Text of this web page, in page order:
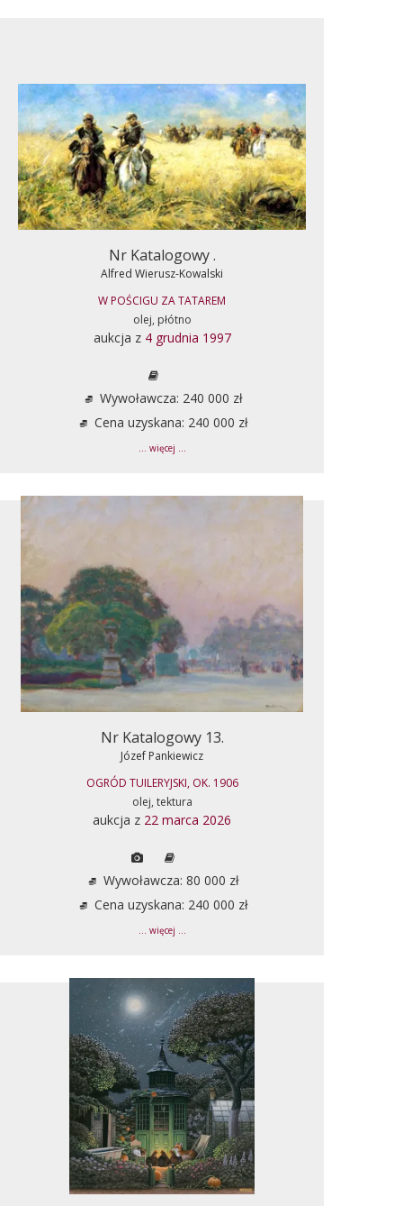
Nr Katalogowy .
Alfred Wierusz-Kowalski
W POŚCIGU ZA TATAREM
olej, płótno
aukcja z 4 grudnia 1997
Wywoławcza: 240 000 zł
Cena uzyskana: 240 000 zł
... więcej ...
Nr Katalogowy 13.
Józef Pankiewicz
OGRÓD TUILERYJSKI, OK. 1906
olej, tektura
aukcja z 22 marca 2026
Wywoławcza: 80 000 zł
Cena uzyskana: 240 000 zł
... więcej ...